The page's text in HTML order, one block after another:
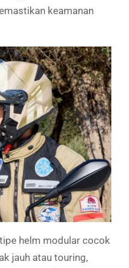
keamanan
helm modular cocok
jauh atau touring,